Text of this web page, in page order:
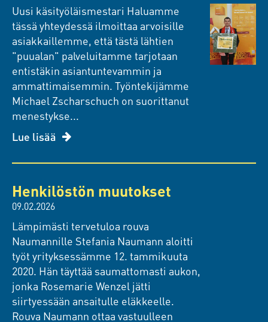
Uusi käsityöläismestari Haluamme
tässä yhteydessä ilmoittaa arvoisille
asiakkaillemme, että tästä lähtien
"puualan" palveluitamme tarjotaan
entistäkin asiantuntevammin ja
ammattimaisemmin. Työntekijämme
Michael Zscharschuch on suorittanut
menestykse...
Lue lisää
Henkilöstön muutokset
09.02.2026
Lämpimästi tervetuloa rouva
Naumannille Stefania Naumann aloitti
työt yrityksessämme 12. tammikuuta
2020. Hän täyttää saumattomasti aukon,
jonka Rosemarie Wenzel jätti
siirtyessään ansaitulle eläkkeelle.
Rouva Naumann ottaa vastuulleen